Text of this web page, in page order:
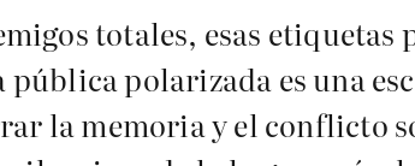
totales, esas etiquetas
polarizada es una
la memoria y el conflicto